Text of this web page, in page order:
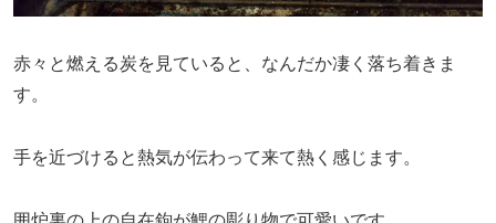
赤々と燃える炭を見ていると、なんだか凄く落ち着きま
す。
手を近づけると熱気が伝わって来て熱く感じます。